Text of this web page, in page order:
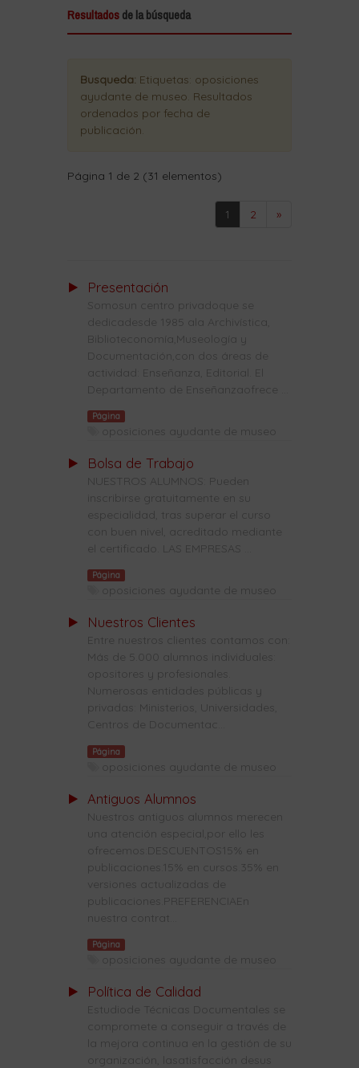
Resultadosde la búsqueda
Busqueda: Etiquetas: oposiciones
ayudante de museo. Resultados
ordenados por fecha de
publicación.
Página 1 de 2 (31 elementos)
1 2 »
Presentación
Somosun centro privadoque se
dedicadesde 1985 ala Archivística,
Biblioteconomía,Museología y
Documentación,con dos áreas de
actividad: Enseñanza, Editorial. El
Departamento de Enseñanzaofrece ...
Página
oposiciones ayudante de museo
Bolsa de Trabajo
NUESTROS ALUMNOS: Pueden
inscribirse gratuitamente en su
especialidad, tras superar el curso
con buen nivel, acreditado mediante
el certificado. LAS EMPRESAS ...
Página
oposiciones ayudante de museo
Nuestros Clientes
Entre nuestros clientes contamos con:
Más de 5.000 alumnos individuales:
opositores y profesionales.
Numerosas entidades públicas y
privadas: Ministerios, Universidades,
Centros de Documentac...
Página
oposiciones ayudante de museo
Antiguos Alumnos
Nuestros antiguos alumnos merecen
una atención especial,por ello les
ofrecemos:DESCUENTOS15% en
publicaciones.15% en cursos.35% en
versiones actualizadas de
publicaciones.PREFERENCIAEn
nuestra contrat...
Página
oposiciones ayudante de museo
Política de Calidad
Estudiode Técnicas Documentales se
compromete a conseguir a través de
la mejora continua en la gestión de su
organización, lasatisfacción desus